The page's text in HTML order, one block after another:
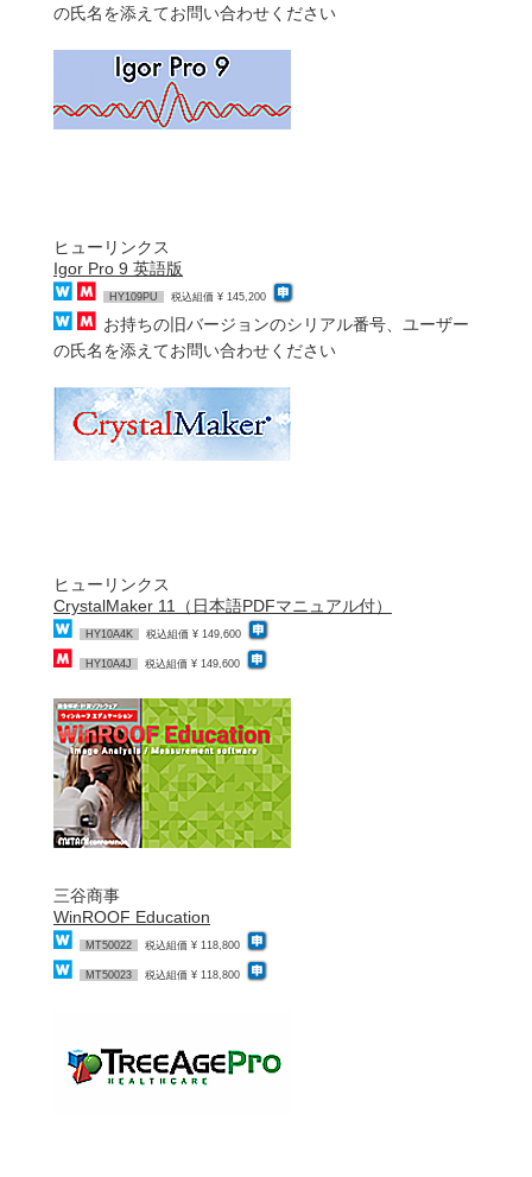
の氏名を添えてお問い合わせください
ヒューリンクス
Igor Pro 9 英語版
HY109PU 税込組価 ¥ 145,200
お持ちの旧バージョンのシリアル番号、ユーザー
の氏名を添えてお問い合わせください
ヒューリンクス
CrystalMaker 11（日本語PDFマニュアル付）
HY10A4K 税込組価 ¥ 149,600
HY10A4J 税込組価 ¥ 149,600
三谷商事
WinROOF Education
MT50022 税込組価 ¥ 118,800
MT50023 税込組価 ¥ 118,800